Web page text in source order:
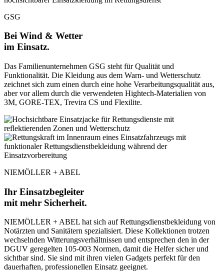
GSG
Bei Wind & Wetter
im Einsatz.
Das Familienunternehmen GSG steht für Qualität und
Funktionalität. Die Kleidung aus dem Warn- und Wetterschutz
zeichnet sich zum einen durch eine hohe Verarbeitungsqualität aus,
aber vor allem durch die verwendeten Hightech-Materialien von
3M, GORE-TEX, Trevira CS und Flexilite.
NIEMÖLLER + ABEL
Ihr Einsatzbegleiter
mit mehr Sicherheit.
NIEMÖLLER + ABEL hat sich auf Rettungsdienstbekleidung von
Notärzten und Sanitätern spezialisiert. Diese Kollektionen trotzen
wechselnden Witterungsverhältnissen und entsprechen den in der
DGUV geregelten 105-003 Normen, damit die Helfer sicher und
sichtbar sind. Sie sind mit ihren vielen Gadgets perfekt für den
dauerhaften, professionellen Einsatz geeignet.